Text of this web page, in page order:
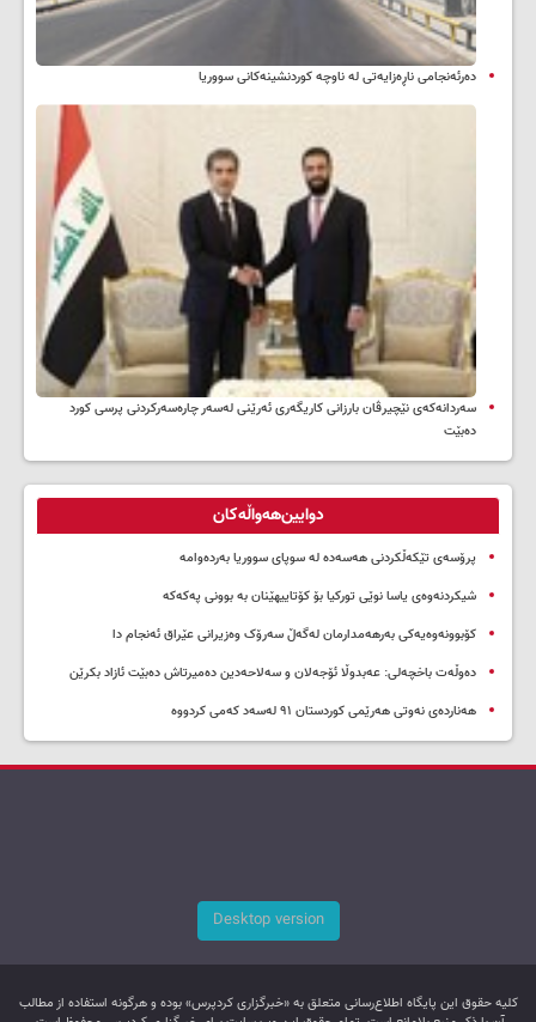
دەرئەنجامی ناڕەزایەتی لە ناوچە کوردنشینەکانی سووریا
سه‌ردانه‌کەی نێچیرڤان بارزانی كاریگه‌ری ئه‌رێنی له‌سه‌ر چاره‌سه‌ركردنی پرسی كورد
ده‌بێت
دوایین‌هەواڵەکان
پرۆسەی تێکەڵکردنی هەسەدە لە سوپای سووریا بەردەوامە
شیکردنەوەی یاسا نوێی تورکیا بۆ کۆتاییهێنان بە بوونی پەکەکە
کۆبوونەوەیەکی بەرهەمدارمان لەگەڵ سەرۆک وەزیرانی عێراق ئەنجام دا
دەوڵەت باخچەلی: عەبدوڵا ئۆجەلان و سەلاحەدین دەمیرتاش دەبێت ئازاد بکرێن
هەناردەی نەوتی هەرێمی کوردستان ۹۱ لەسەد کەمی کردووە
Desktop version
کليه حقوق اين پایگاه اطلاع‌رسانی متعلق به «خبرگزاری کردپرس» بوده و هرگونه استفاده از مطالب